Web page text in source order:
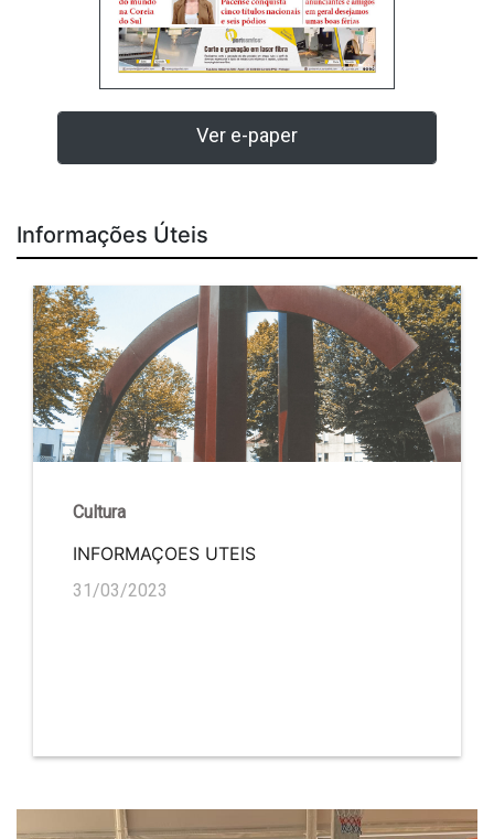
Ver e-paper
Informações Úteis
Cultura
INFORMAÇOES UTEIS
31/03/2023